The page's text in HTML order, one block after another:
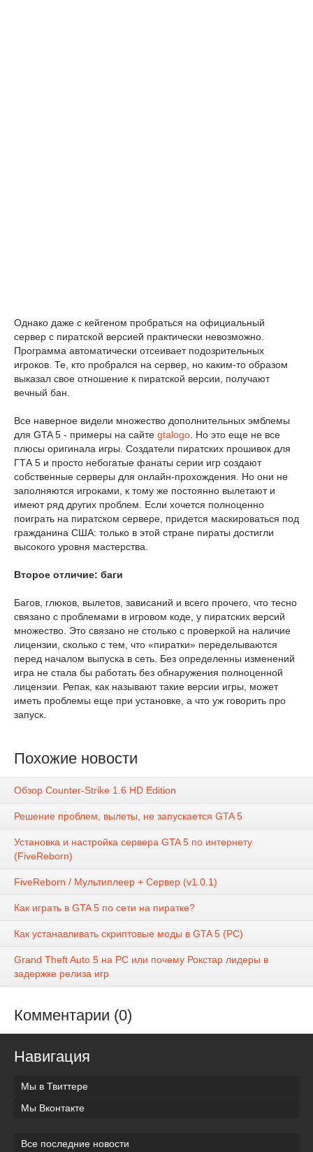
Однако даже с кейгеном пробраться на официальный
сервер с пиратской версией практически невозможно.
Программа автоматически отсеивает подозрительных
игроков. Те, кто пробрался на сервер, но каким-то образом
выказал свое отношение к пиратской версии, получают
вечный бан.
Все наверное видели множество дополнительных эмблемы
для GTA 5 - примеры на сайте gtalogo . Но это еще не все
плюсы оригинала игры. Создатели пиратских прошивок для
ГТА 5 и просто небогатые фанаты серии игр создают
собственные серверы для онлайн-прохождения. Но они не
заполняются игроками, к тому же постоянно вылетают и
имеют ряд других проблем. Если хочется полноценно
поиграть на пиратском сервере, придется маскироваться под
гражданина США: только в этой стране пираты достигли
высокого уровня мастерства.
Второе отличие: баги
Багов, глюков, вылетов, зависаний и всего прочего, что тесно
связано с проблемами в игровом коде, у пиратских версий
множество. Это связано не столько с проверкой на наличие
лицензии, сколько с тем, что «пиратки» переделываются
перед началом выпуска в сеть. Без определенны изменений
игра не стала бы работать без обнаружения полноценной
лицензии. Репак, как называют такие версии игры, может
иметь проблемы еще при установке, а что уж говорить про
запуск.
Похожие новости
Обзор Counter-Strike 1.6 HD Edition
Решение проблем, вылеты, не запускается GTA 5
Установка и настройка сервера GTA 5 по интернету
(FiveReborn)
FiveReborn / Мультиплеер + Сервер (v1.0.1)
Как играть в GTA 5 по сети на пиратке?
Как устанавливать скриптовые моды в GTA 5 (PC)
Grand Theft Auto 5 на PC или почему Рокстар лидеры в
задержке релиза игр
Комментарии (0)
Навигация
Мы в Твиттере
Мы Вконтакте
Все последние новости